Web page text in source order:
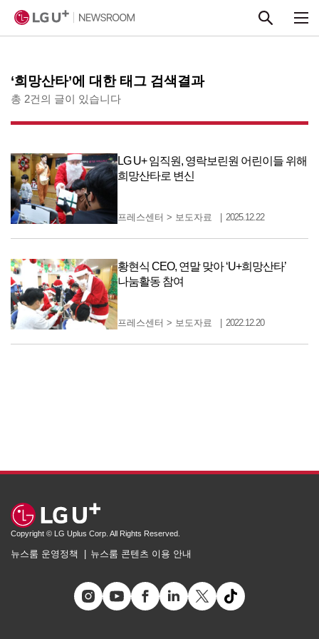
‘희망산타’에 대한 태그 검색결과
총 2건의 글이 있습니다
LG U+ 임직원, 영락보린원 어린이들 위해
희망산타로 변신
프레스센터 > 보도자료 2025.12.22
황현식 CEO, 연말 맞아 ‘U+희망산타’
나눔활동 참여
프레스센터 > 보도자료 2022.12.20
Copyright © LG Uplus Corp. All Rights Reserved.
뉴스룸 운영정책 뉴스룸 콘텐츠 이용 안내